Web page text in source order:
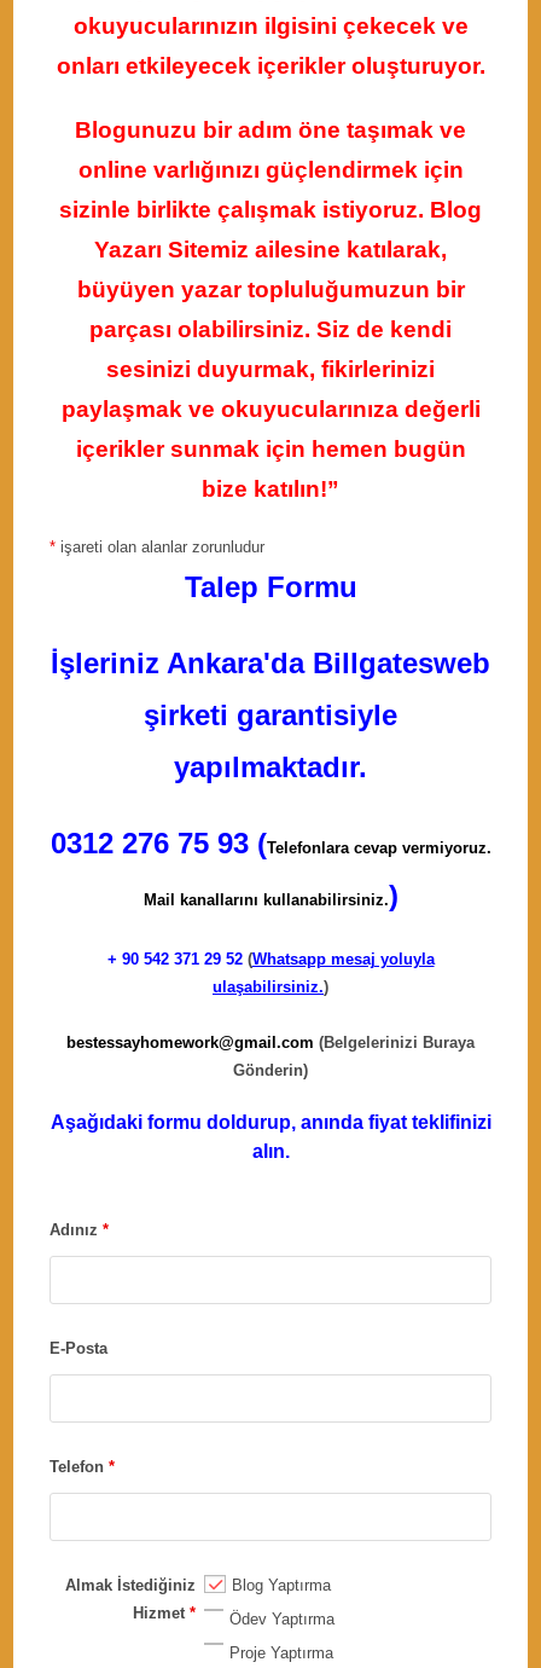
okuyucularınızın ilgisini çekecek ve
onları etkileyecek içerikler oluşturuyor.
Blogunuzu bir adım öne taşımak ve
online varlığınızı güçlendirmek için
sizinle birlikte çalışmak istiyoruz. Blog
Yazarı Sitemiz ailesine katılarak,
büyüyen yazar topluluğumuzun bir
parçası olabilirsiniz. Siz de kendi
sesinizi duyurmak, fikirlerinizi
paylaşmak ve okuyucularınıza değerli
içerikler sunmak için hemen bugün
bize katılın!”
* işareti olan alanlar zorunludur
Talep Formu
İşleriniz Ankara'da Billgatesweb
şirketi garantisiyle
yapılmaktadır.
0312 276 75 93 (Telefonlara cevap vermiyoruz.
Mail kanallarını kullanabilirsiniz.)
+ 90 542 371 29 52(Whatsapp mesaj yoluyla
ulaşabilirsiniz.)
bestessayhomework@gmail.com (Belgelerinizi Buraya
Gönderin)
Aşağıdaki formu doldurup, anında fiyat teklifinizi
alın.
Adınız*
E-Posta
Telefon*
Almak İstediğiniz
Hizmet *
Blog Yaptırma
Ödev Yaptırma
Proje Yaptırma